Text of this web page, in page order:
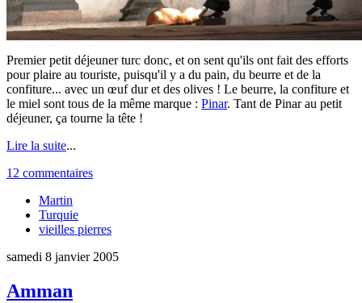
Premier petit déjeuner turc donc, et on sent qu'ils ont fait des efforts
pour plaire au touriste, puisqu'il y a du pain, du beurre et de la
confiture... avec un œuf dur et des olives ! Le beurre, la confiture et
le miel sont tous de la même marque : Pinar. Tant de Pinar au petit
déjeuner, ça tourne la tête !
Lire la suite...
12 commentaires
Martin
Turquie
vieilles pierres
samedi 8 janvier 2005
Amman